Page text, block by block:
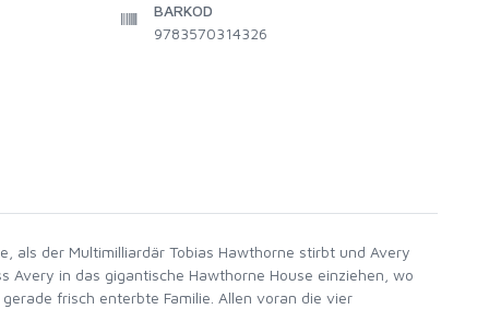
BARKOD
9783570314326
als der Multimilliardär Tobias Hawthorne stirbt und Avery
Avery in das gigantische Hawthorne House einziehen, wo
frisch enterbte Familie. Allen voran die vier